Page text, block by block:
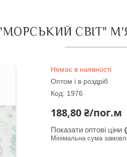
СВІТ"
Немає в наявності
Оптом і в роздріб
Код: 1976
188,80 ₴/пог.м
Показати оптові ціни
Мінімальна сума